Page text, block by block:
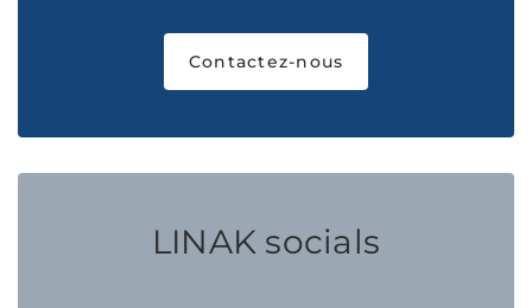
Contactez-nous
LINAK socials